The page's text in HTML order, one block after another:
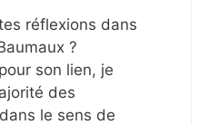
réflexions dans
?
son lien, je
des
le sens de